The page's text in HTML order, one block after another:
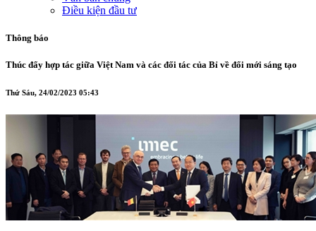
Điều kiện đầu tư
Thông báo
Thúc đẩy hợp tác giữa Việt Nam và các đối tác của Bỉ về đổi mới sáng tạo
Thứ Sáu, 24/02/2023 05:43